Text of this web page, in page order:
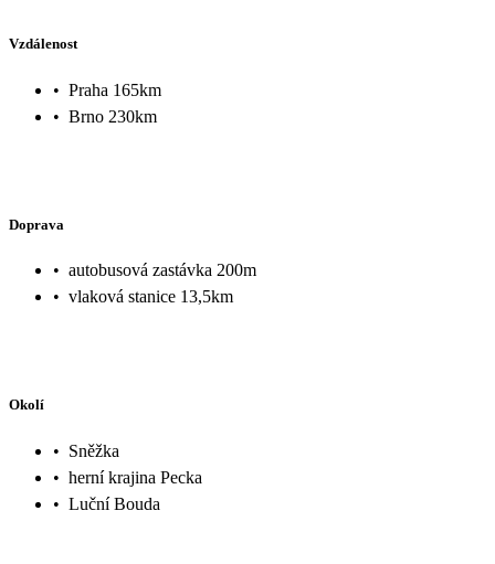
Vzdálenost
• Praha 165km
• Brno 230km
Doprava
• autobusová zastávka 200m
• vlaková stanice 13,5km
Okolí
• Sněžka
• herní krajina Pecka
• Luční Bouda